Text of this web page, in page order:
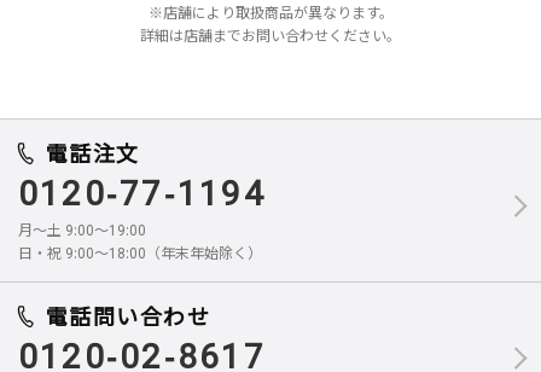
※店舗により取扱商品が異なります。
詳細は店舗までお問い合わせください。
電話注文
0120-77-1194
月～土 9:00～19:00
日・祝 9:00～18:00（年末年始除く）
電話問い合わせ
0120-02-8617